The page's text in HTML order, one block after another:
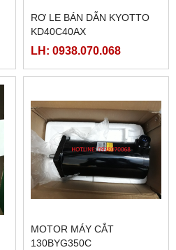
RƠ LE BÁN DẪN KYOTTO
KD40C40AX
LH: 0938.070.068
MOTOR MÁY CẮT
130BYG350C